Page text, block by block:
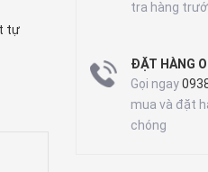
tự
tra hàng
ĐẶT HÀNG
Gọi ngay
mua và đặt
chóng